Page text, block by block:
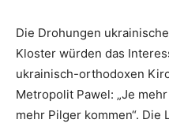
Die Drohungen
Kloster würden das
ukrainisch-orthodoxen
Metropolit Pawel: „Je
mehr Pilger kommen“.